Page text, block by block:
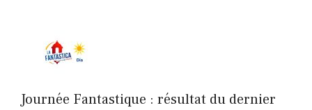
Journée Fantastique : résultat du dernier